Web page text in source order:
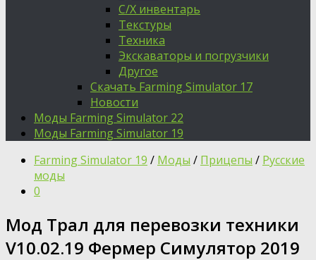
С/Х инвентарь
Текстуры
Техника
Экскаваторы и погрузчики
Другое
Скачать Farming Simulator 17
Новости
Моды Farming Simulator 22
Моды Farming Simulator 19
Farming Simulator 19 / Моды / Прицепы / Русские
моды
0
Мод Трал для перевозки техники
V10.02.19 Фермер Симулятор 2019